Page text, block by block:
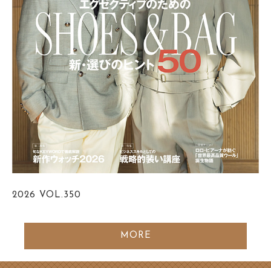
2026 VOL.350
MORE